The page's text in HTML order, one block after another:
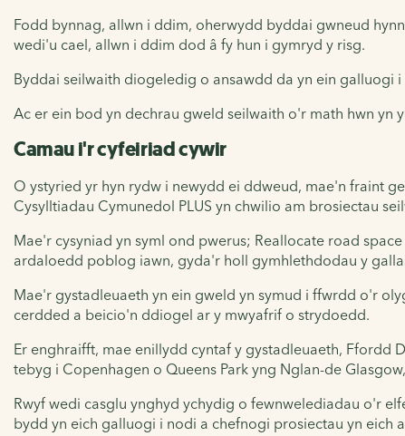
Fodd bynnag, allwn i ddim, oherwydd byddai gwneud
wedi'u cael, allwn i ddim dod â fy hun i gymryd y risg.
Byddai seilwaith diogeledig o ansawdd da yn ein galluogi
Ac er ein bod yn dechrau gweld seilwaith o'r math hwn yn
Camau i'r cyfeiriad cywir
O ystyried yr hyn rydw i newydd ei ddweud, mae'n fraint
Cysylltiadau Cymunedol PLUS yn chwilio am brosiectau
Mae'r cysyniad yn syml ond pwerus; Reallocate road
ardaloedd poblog iawn, gyda'r holl gymhlethdodau y
Mae'r gystadleuaeth yn ein gweld yn symud i ffwrdd o'r
cerdded a beicio'n ddiogel ar y mwyafrif o strydoedd.
Er enghraifft, mae enillydd cyntaf y gystadleuaeth, Ffordd
tebyg i Copenhagen o Queens Park yng Nglan-de
Rwyf wedi casglu ynghyd ychydig o fewnwelediadau o'r
bydd yn eich galluogi i nodi a chefnogi prosiectau yn eich